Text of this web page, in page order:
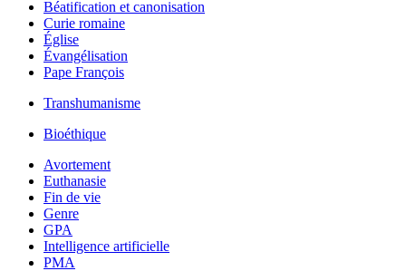
Béatification et canonisation
Curie romaine
Église
Évangélisation
Pape François
Transhumanisme
Bioéthique
Avortement
Euthanasie
Fin de vie
Genre
GPA
Intelligence artificielle
PMA